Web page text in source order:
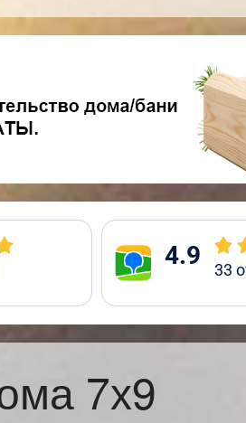
4.9 33
7х9